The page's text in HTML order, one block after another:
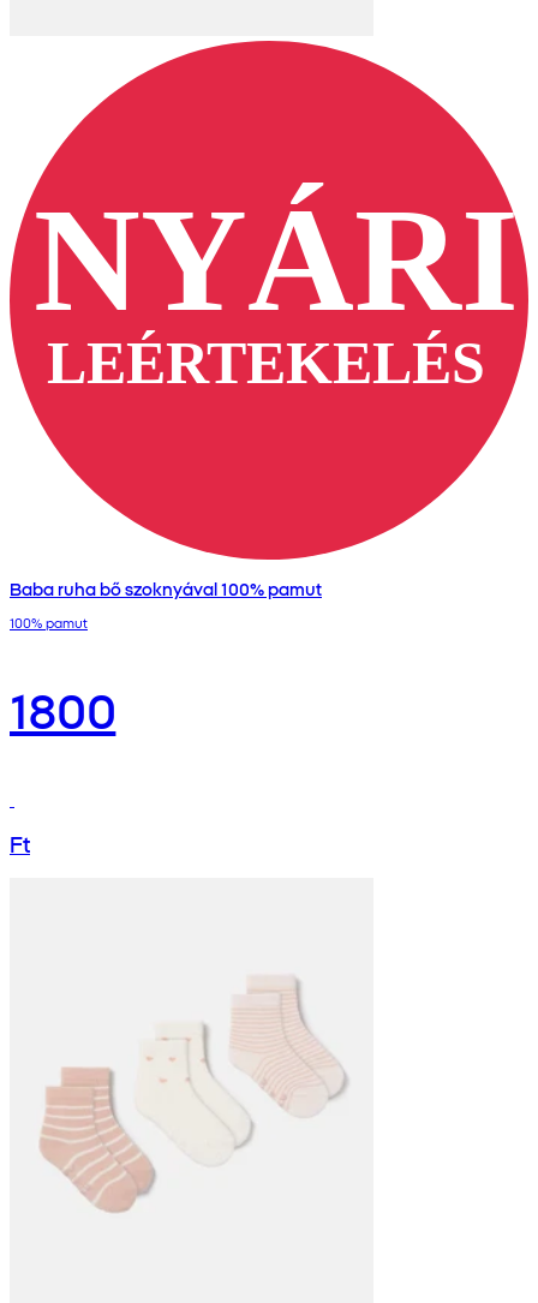
Baba ruha bő szoknyával 100% pamut
100% pamut
1800
Ft